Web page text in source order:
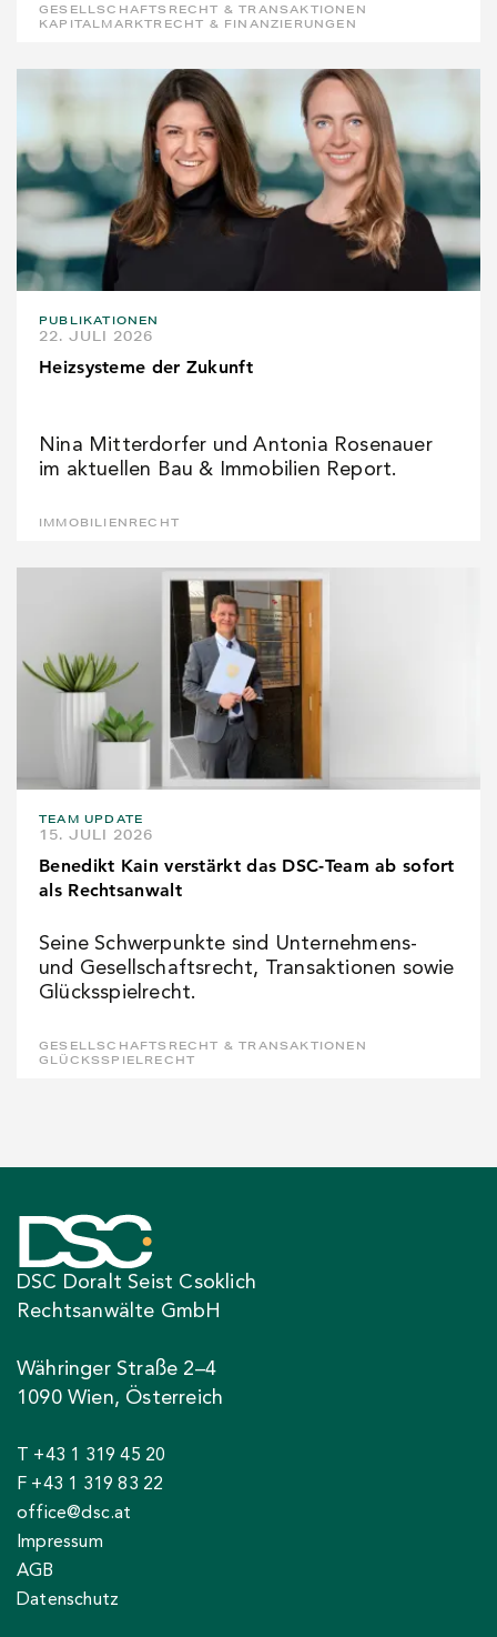
GESELLSCHAFTSRECHT & TRANSAKTIONEN
KAPITALMARKTRECHT & FINANZIERUNGEN
PUBLIKATIONEN
22. JULI 2026
Heizsysteme der Zukunft
Nina Mitterdorfer und Antonia Rosenauer
im aktuellen Bau & Immobilien Report.
IMMOBILIENRECHT
TEAM UPDATE
15. JULI 2026
Benedikt Kain verstärkt das DSC-Team ab sofort
als Rechtsanwalt
Seine Schwerpunkte sind Unternehmens-
und Gesellschaftsrecht, Transaktionen sowie
Glücksspielrecht.
GESELLSCHAFTSRECHT & TRANSAKTIONEN
GLÜCKSSPIELRECHT
DSC Doralt Seist Csoklich
Rechtsanwälte GmbH
Währinger Straße 2–4
1090 Wien, Österreich
T +43 1 319 45 20
F +43 1 319 83 22
office@dsc.at
Impressum
AGB
Datenschutz